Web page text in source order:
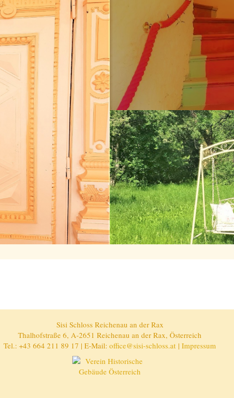
Sisi Schloss Reichenau an der Rax
Thalhofstraße 6, A-2651 Reichenau an der Rax, Österreich
Tel.: +43 664 211 89 17 | E-Mail: office@sisi-schloss.at | Impressum